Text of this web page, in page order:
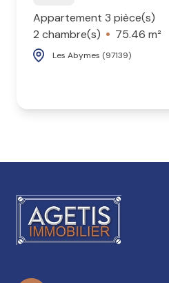
Appartement 3 pièce(s)
2 chambre(s)
75.46 m²
Les Abymes (97139)